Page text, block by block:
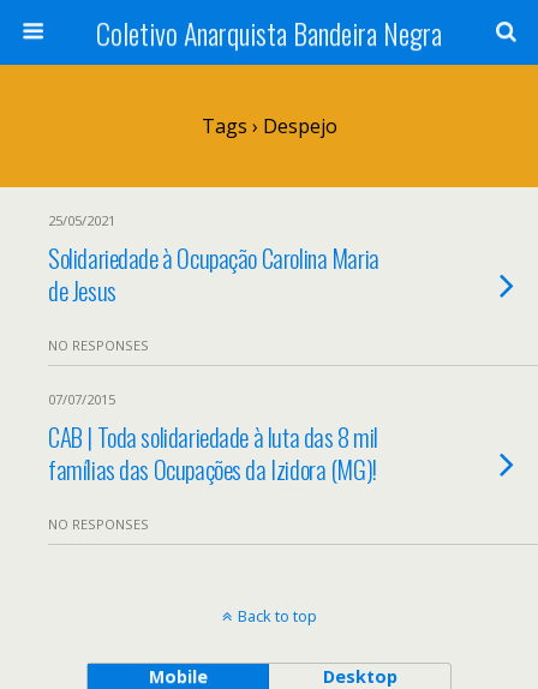
Coletivo Anarquista Bandeira Negra
Tags › Despejo
25/05/2021
Solidariedade à Ocupação Carolina Maria
de Jesus
NO RESPONSES
07/07/2015
CAB | Toda solidariedade à luta das 8 mil
famílias das Ocupações da Izidora (MG)!
NO RESPONSES
Back to top
Mobile Desktop